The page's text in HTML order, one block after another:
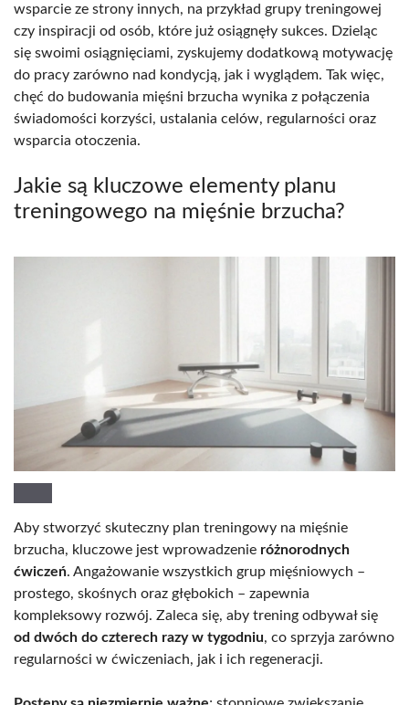
wsparcie ze strony innych, na przykład grupy treningowej
czy inspiracji od osób, które już osiągnęły sukces. Dzieląc
się swoimi osiągnięciami, zyskujemy dodatkową motywację
do pracy zarówno nad kondycją, jak i wyglądem. Tak więc,
chęć do budowania mięśni brzucha wynika z połączenia
świadomości korzyści, ustalania celów, regularności oraz
wsparcia otoczenia.
Jakie są kluczowe elementy planu
treningowego na mięśnie brzucha?
Aby stworzyć skuteczny plan treningowy na mięśnie
brzucha, kluczowe jest wprowadzenie różnorodnych
ćwiczeń. Angażowanie wszystkich grup mięśniowych –
prostego, skośnych oraz głębokich – zapewnia
kompleksowy rozwój. Zaleca się, aby trening odbywał się
od dwóch do czterech razy w tygodniu, co sprzyja zarówno
regularności w ćwiczeniach, jak i ich regeneracji.